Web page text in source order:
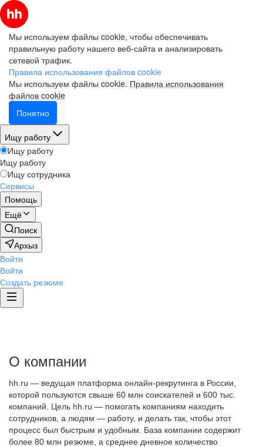
Мы используем файлы cookie, чтобы обеспечивать
правильную работу нашего веб-сайта и анализировать
сетевой трафик.
Правила использования файлов cookie
Мы используем файлы cookie. Правила использования
файлов cookie
Понятно
Ищу работу
Ищу работу
Ищу работу
Ищу сотрудника
Сервисы
Помощь
Ещё
Поиск
Архыз
Войти
Войти
Создать резюме
О компании
hh.ru — ведущая платформа онлайн-рекрутинга в России,
которой пользуются свыше 60 млн соискателей и 600 тыс.
компаний. Цель hh.ru — помогать компаниям находить
сотрудников, а людям — работу, и делать так, чтобы этот
процесс был быстрым и удобным. База компании содержит
более 80 млн резюме, а среднее дневное количество